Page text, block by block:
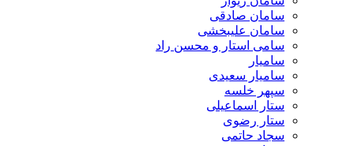
سامان صادقی
سامان علیبخشی
سامی استار و محسن راد
سامیار
سامیار سعیدی
سپهر خلسه
ستار اسماعیلی
ستار رضوی
سجاد حاتمی